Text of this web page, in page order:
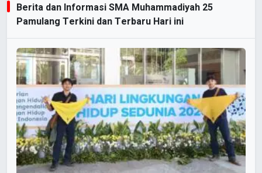
Berita dan Informasi SMA Muhammadiyah 25
Pamulang Terkini dan Terbaru Hari ini